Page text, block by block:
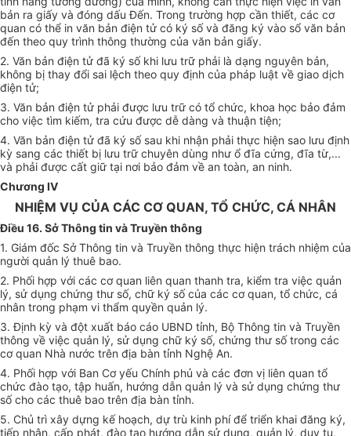
bản ra giấy và đóng dấu Đến. Trong trường hợp cần thiết, các cơ
quan có thể in văn bản điện tử có ký số và đăng ký vào sổ văn bản
đến theo quy trình thông thường của văn bản giấy.
2. Văn bản điện tử đã ký số khi lưu trữ phải là dạng nguyên bản,
không bị thay đổi sai lệch theo quy định của pháp luật về giao dịch
điện tử;
3. Văn bản điện tử phải được lưu trữ có tổ chức, khoa học bảo đảm
cho việc tìm kiếm, tra cứu được dễ dàng và thuận tiện;
4. Văn bản điện tử đã ký số sau khi nhận phải thực hiện sao lưu định
kỳ sang các thiết bị lưu trữ chuyên dùng như ổ đĩa cứng, đĩa từ,...
và phải được cất giữ tại nơi bảo đảm về an toàn, an ninh.
Chương IV
NHIỆM VỤ CỦA CÁC CƠ QUAN, TỔ CHỨC, CÁ NHÂN
Điều 16. Sở Thông tin và Truyền thông
1. Giám đốc Sở Thông tin và Truyền thông thực hiện trách nhiệm của
người quản lý thuê bao.
2. Phối hợp với các cơ quan liên quan thanh tra, kiểm tra việc quản
lý, sử dụng chứng thư số, chữ ký số của các cơ quan, tổ chức, cá
nhân trong phạm vi thẩm quyền quản lý.
3. Định kỳ và đột xuất báo cáo UBND tỉnh, Bộ Thông tin và Truyền
thông về việc quản lý, sử dụng chữ ký số, chứng thư số trong các
cơ quan Nhà nước trên địa bàn tỉnh Nghệ An.
4. Phối hợp với Ban Cơ yếu Chính phủ và các đơn vị liên quan tổ
chức đào tạo, tập huấn, hướng dẫn quản lý và sử dụng chứng thư
số cho các thuê bao trên địa bàn tỉnh.
5. Chủ trì xây dựng kế hoạch, dự trù kinh phí để triển khai đăng ký,
tiếp nhận, cấp phát, đào tạo hướng dẫn sử dụng, quản lý, duy tu,